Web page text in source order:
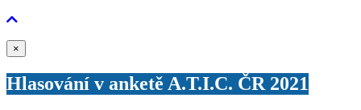
×
Hlasování v anketě A.T.I.C. ČR 2021